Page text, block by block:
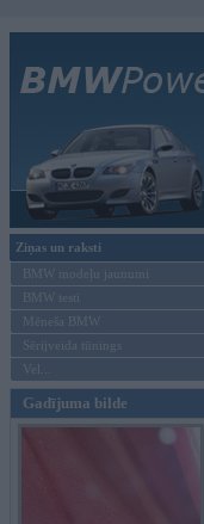
Ziņas un raksti
BMW modeļu jaunumi
BMW testi
Mēneša BMW
Sērijveida tūnings
Vel...
Gadījuma bilde